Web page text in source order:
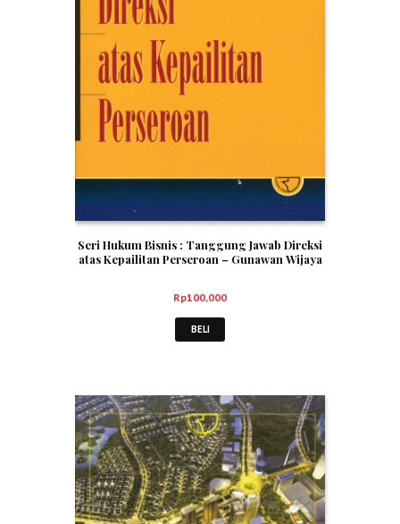
Seri Hukum Bisnis : Tanggung Jawab Direksi
atas Kepailitan Perseroan – Gunawan Wijaya
Rp100,000
BELI